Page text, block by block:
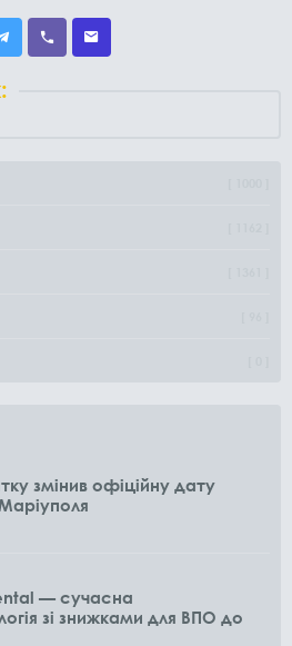
змінив офіційну дату
— сучасна
зі знижками для ВПО до